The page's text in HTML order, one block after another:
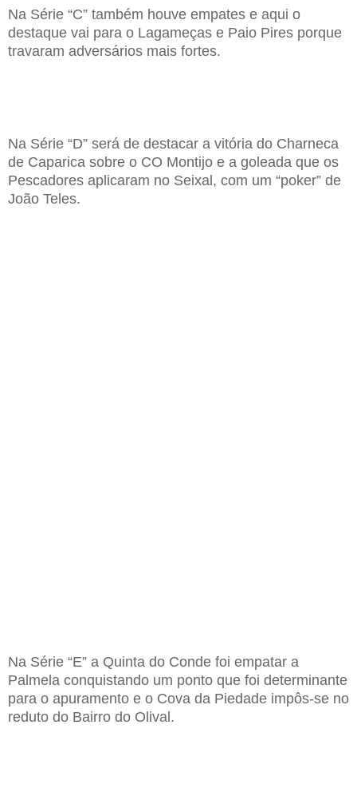
Na Série “C” também houve empates e aqui o
destaque vai para o Lagameças e Paio Pires porque
travaram adversários mais fortes.
Na Série “D” será de destacar a vitória do Charneca
de Caparica sobre o CO Montijo e a goleada que os
Pescadores aplicaram no Seixal, com um “poker” de
João Teles.
Na Série “E” a Quinta do Conde foi empatar a
Palmela conquistando um ponto que foi determinante
para o apuramento e o Cova da Piedade impôs-se no
reduto do Bairro do Olival.